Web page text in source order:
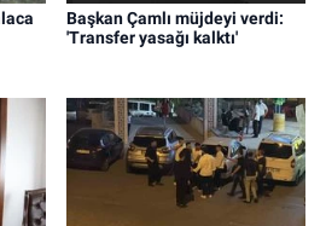
Başkan Çamlı müjdeyi verdi:
'Transfer yasağı kalktı'